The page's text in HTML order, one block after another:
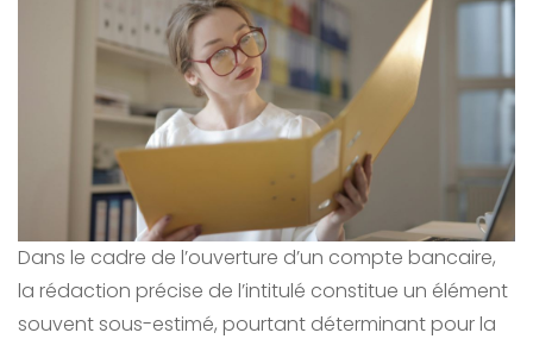
Dans le cadre de l’ouverture d’un compte bancaire,
la rédaction précise de l’intitulé constitue un élément
souvent sous-estimé, pourtant déterminant pour la